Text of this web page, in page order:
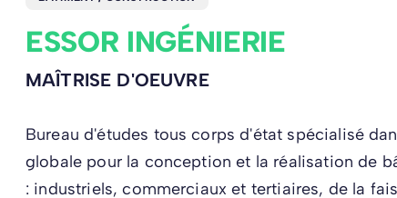
ESSOR INGÉNIERIE
MAÎTRISE D'OEUVRE
Bureau d'études tous corps d'état spécialisé
globale pour la conception et la réalisation de
: industriels, commerciaux et tertiaires, de la